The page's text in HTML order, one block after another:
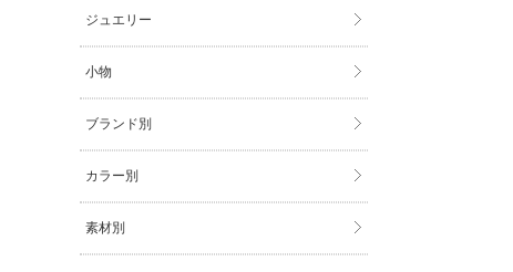
ジュエリー
小物
ブランド別
カラー別
素材別